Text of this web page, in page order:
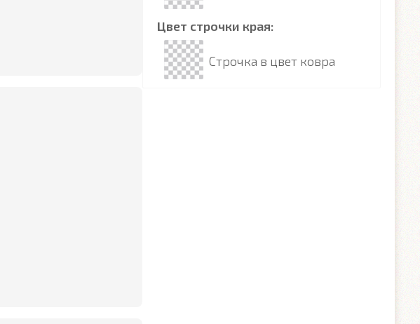
Цвет строчки края:
Строчка в цвет ковра